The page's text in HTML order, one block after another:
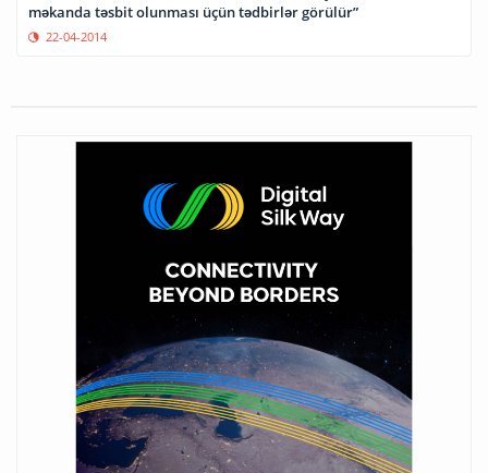
məkanda təsbit olunması üçün tədbirlər görülür”
22-04-2014